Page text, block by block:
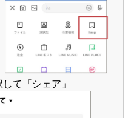
て「シェア」